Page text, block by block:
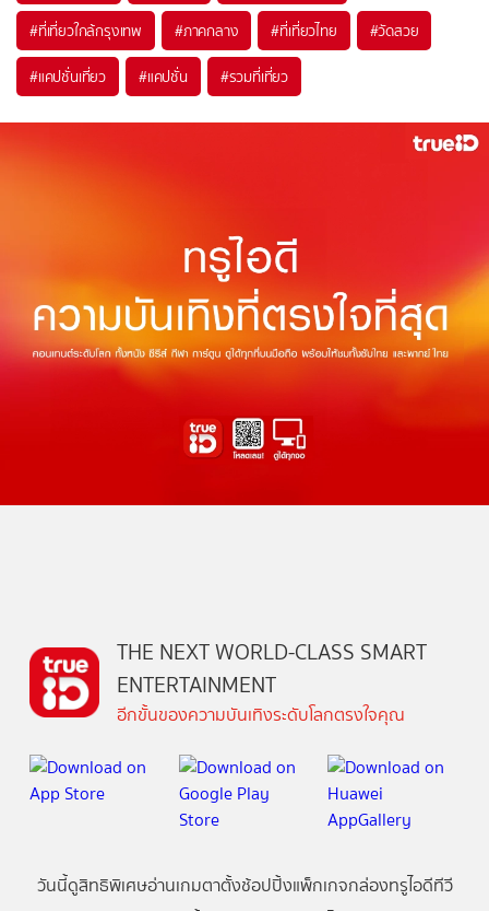
#ที่เที่ยวใกล้กรุงเทพ #ภาคกลาง #ที่เที่ยวไทย #วัดสวย
#แคปชั่นเที่ยว #แคปชั่น #รวมที่เที่ยว
THE NEXT WORLD-CLASS SMART
ENTERTAINMENT
อีกขั้นของความบันเทิงระดับโลกตรงใจคุณ
วันนี้ดูสิทธิพิเศษอ่านเกมตาตั้งช้อปปิ้งแพ็กเกจกล่องทรูไอดีทีวี